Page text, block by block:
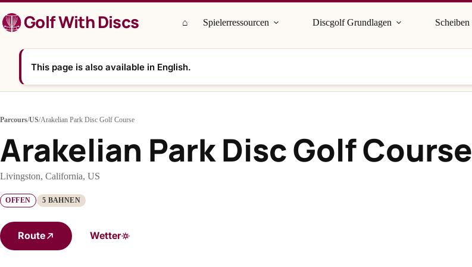
Inhalt
springenGolf With Discs ⌂ Spielerressourcen Discgolf Grundlagen Scheiben
This page is also available in English.
Parcours/US/Arakelian Park Disc Golf Course
Arakelian Park Disc Golf Course
Livingston, California, US
OFFEN 5 BAHNEN
Route Wetter